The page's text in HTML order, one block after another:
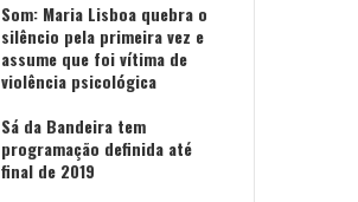
Som: Maria Lisboa quebra o
silêncio pela primeira vez e
assume que foi vítima de
violência psicológica
Sá da Bandeira tem
programação definida até
final de 2019